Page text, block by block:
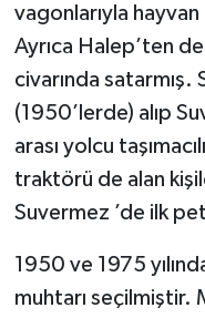
vagonlarıyla
Ayrıca Halep’ten
civarında
(1950’lerde) alıp
arası yolcu
traktörü de alan
Suvermez ’de ilk
1950 ve 1975
muhtarı seçilmiştir.